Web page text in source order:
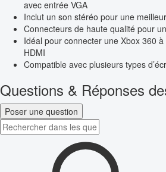
avec entrée VGA
Inclut un son stéréo pour une
Connecteurs de haute qualité pour
Idéal pour connecter une Xbox 360
HDMI
Compatible avec plusieurs types
Questions & Réponses
Poser une question